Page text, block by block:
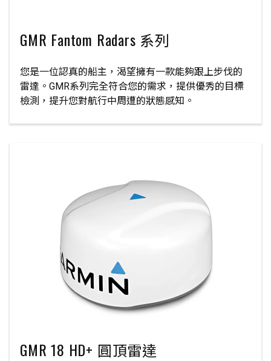
GMR Fantom Radars 系列
您是一位認真的船主，渴望擁有一款能夠跟上步伐的
雷達。GMR系列完全符合您的需求，提供優秀的目標
檢測，提升您對航行中周遭的狀態感知。
GMR 18 HD+ 圓頂雷達